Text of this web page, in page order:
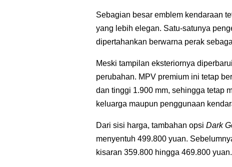
Sebagian besar emblem kendaraan
yang lebih elegan. Satu-satunya
dipertahankan berwarna perak
Meski tampilan eksteriornya
perubahan. MPV premium ini tetap
dan tinggi 1.900 mm, sehingga tetap
keluarga maupun penggunaan
Dari sisi harga, tambahan opsi Dark
menyentuh 499.800 yuan.
kisaran 359.800 hingga 469.800 yuan.